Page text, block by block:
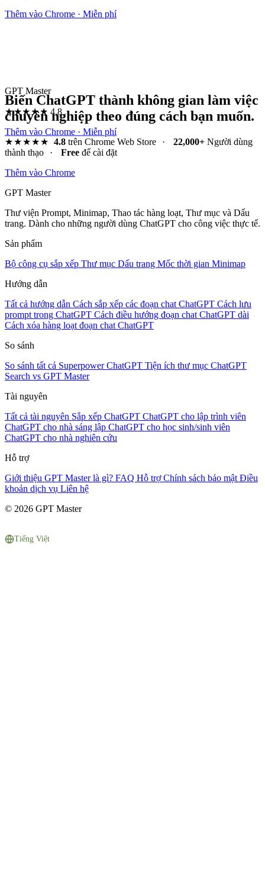
Thêm vào Chrome · Miễn phí
GPT Master
★★★★★ 4.8
Thêm vào Chrome · Miễn phí
Biến ChatGPT thành không gian làm việc
chuyên nghiệp theo đúng cách bạn muốn.
★★★★★ 4.8trên Chrome Web Store · 22,000+Người dùng
thành thạo
· Free để cài đặt
Thêm vào Chrome
GPT Master
Thư viện Prompt, Minimap, Thao tác hàng loạt, Thư mục và Dấu
trang. Dành cho những người dùng ChatGPT cho công việc thực tế.
Sản phẩm
Bộ công cụ sắp xếp Thư mục Dấu trang Mốc thời gian Minimap
Hướng dẫn
Tất cả hướng dẫn Cách sắp xếp các đoạn chat ChatGPT Cách lưu
prompt trong ChatGPT Cách điều hướng đoạn chat ChatGPT dài
Cách xóa hàng loạt đoạn chat ChatGPT
So sánh
So sánh tất cả Superpower ChatGPT Tiện ích thư mục ChatGPT
Search vs GPT Master
Tài nguyên
Tất cả tài nguyên Sắp xếp ChatGPT ChatGPT cho lập trình viên
ChatGPT cho nhà sáng lập ChatGPT cho học sinh/sinh viên
ChatGPT cho nhà nghiên cứu
Hỗ trợ
Giới thiệu GPT Master là gì? FAQ Hỗ trợChính sách bảo mật Điều
khoản dịch vụ Liên hệ
© 2026 GPT Master
Tiếng Việt